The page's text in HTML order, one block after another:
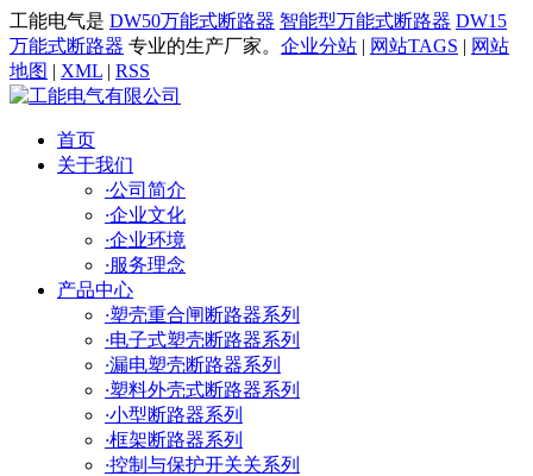
工能电气是 DW50万能式断路器 智能型万能式断路器 DW15
万能式断路器 专业的生产厂家。 企业分站 | 网站TAGS | 网站
地图 | XML | RSS
首页
关于我们
·公司简介
·企业文化
·企业环境
·服务理念
产品中心
·塑壳重合闸断路器系列
·电子式塑壳断路器系列
·漏电塑壳断路器系列
·塑料外壳式断路器系列
·小型断路器系列
·框架断路器系列
·控制与保护开关关系列